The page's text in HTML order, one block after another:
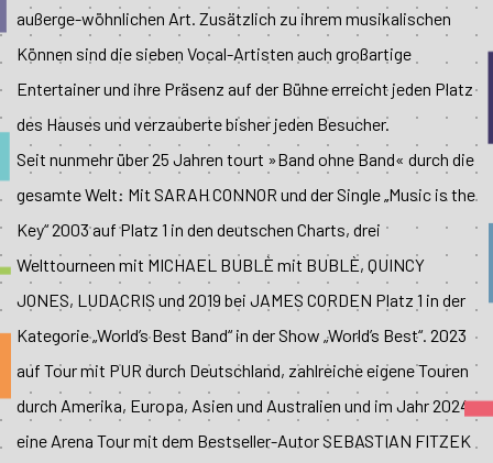
außerge-wöhnlichen Art. Zusätzlich zu ihrem musikalischen
Können sind die sieben Vocal-Artisten auch großartige
Entertainer und ihre Präsenz auf der Bühne erreicht jeden Platz
des Hauses und verzauberte bisher jeden Besucher.
Seit nunmehr über 25 Jahren tourt »Band ohne Band« durch die
gesamte Welt: Mit SARAH CONNOR und der Single „Music is the
Key“ 2003 auf Platz 1 in den deutschen Charts, drei
Welttourneen mit MICHAEL BUBLÈ mit BUBLÈ, QUINCY
JONES, LUDACRIS und 2019 bei JAMES CORDEN Platz 1 in der
Kategorie „World’s Best Band“ in der Show „World’s Best“. 2023
auf Tour mit PUR durch Deutschland, zahlreiche eigene Touren
durch Amerika, Europa, Asien und Australien und im Jahr 2024
eine Arena Tour mit dem Bestseller-Autor SEBASTIAN FITZEK